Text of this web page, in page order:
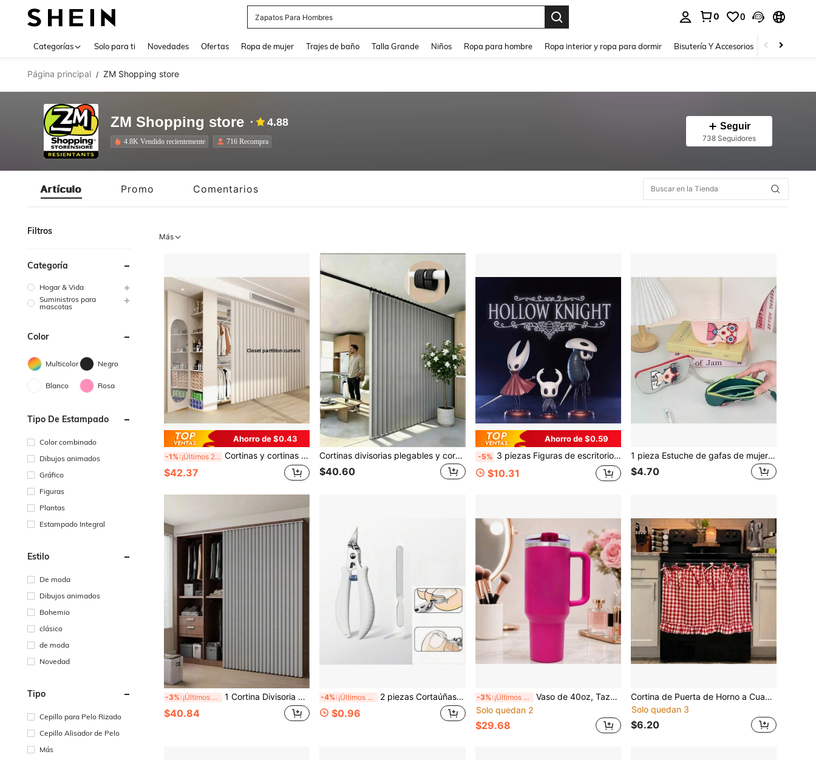
Zapatos Blancos
0 0
Categorías Solo para ti Novedades Ofertas Ropa de mujer Trajes de baño Talla Grande Niños Ropa para hombre Ropa interior y ropa para dormir Bisutería Y Accesorios Zapatos
Página principal / ZM Shopping store
ZM Shopping store 4.88
4.8K Vendido recientemente 716 Recompra
Seguir
738 Seguidores
Artículo Promo Comentarios
Filtros
Categoría
Hogar & Vida
Suministros para
mascotas
Color
Multicolor Negro
Blanco Rosa
Tipo De Estampado
Color combinado
Dibujos animados
Gráfico
Figuras
Plantas
Estampado Integral
Estilo
De moda
Dibujos animados
Bohemio
clásico
de moda
Novedad
Tipo
Cepillo para Pelo Rizado
Cepillo Alisador de Pelo
Más
Más
Ahorro de $0.43
-1% ¡Últimos 2 días Cortinas y cortinas de ducha plegables de colores, fáciles de instalar, estilo bohemio, sin barra, cortinas opacas de moda, divisores de espacio para el hogar y uso comercial, diseño artístico vibrante, tela de poliéster lavable
$42.37
Cortinas divisorias plegables y cortinas de ducha, fáciles de instalar, con estilo bohemio, sin necesidad de barras, cortinas modernas que bloquean la luz, divisores de espacio para el hogar y uso comercial, diseño artístico vívido, tela de poliéster lavable
$40.60
Ahorro de $0.59
-5% 3 piezas Figuras de escritorio con modelo de carro de Hollow Knight, figura del Príncipe Pálido, ornamentos de escritorio, estatuilla modelo de regalo
$10.31
1 pieza Estuche de gafas de mujer con forma de labios rojos, estuche de silicona portátil y lindo con diseño de dibujos animados, ligero, impermeable y organizador de almacenamiento de gafas para uso diario y viajes
$4.70
-3% ¡Últimos 2 días 1 Cortina Divisoria de Habitación Plegable Independiente, Adecuada para Todas las Estaciones, Cortina de Tela Elegante Colgante, Ideal para Alquiler de Hogar Junto a la Cama, de Alta Calidad para Sala de Estar, Dormitorio y talla grande
$40.84
-4% ¡Últimos 2 días 2 piezas Cortaúñas profesional para uñas encarnadas, pinza de uñas con pico curvo ultra afilado y lima de uñas, herramienta de pedicura de acero inoxidable con mango antideslizante para uñas gruesas y encarnadas, kit de cuidado de uñas de los pies con paroniquia para hombres, mujeres y personas mayores, uso en el hogar y salón
$0.96
-3% ¡Últimos 2 días
Vaso de 40oz, Taza Aislada de Acero Inoxidable, Tapa a Prueba de Fugas & Pajita, Asa Portátil, Compatible con Portavasos, Gran Capacidad. Regalo Ideal para Hombres & Mujeres para Diversas Festividades
Solo quedan 2
$29.68
Cortina de Puerta de Horno a Cuadros Estilo Granja con Lazos, Cortina de Encaje Fruncido Portátil de Fácil Instalación para Decoración de Cocina, Cubierta de Algodón Suave Premium para Ocultar el Desorden de la Estufa, Perfecta para Casa de Campo, Renovación de Cocina de Granja & Regalo de Inauguración de Casa
Solo quedan 3
$6.20